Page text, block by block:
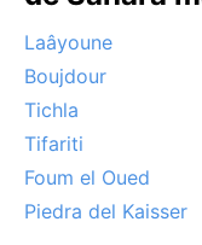
Laâyoune
Boujdour
Tichla
Tifariti
Foum el Oued
Piedra del Kaisser